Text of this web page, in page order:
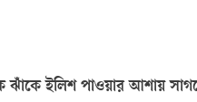
ঝাঁকে ইলিশ পাওয়ার আশায়